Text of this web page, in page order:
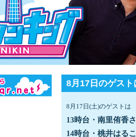
8月17日のゲス
8月17日 (土)のゲストは
13時台・南里侑香
14時台・桃井はる